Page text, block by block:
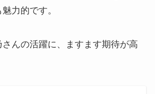
力的です。
んの活躍に、ますます期待が高